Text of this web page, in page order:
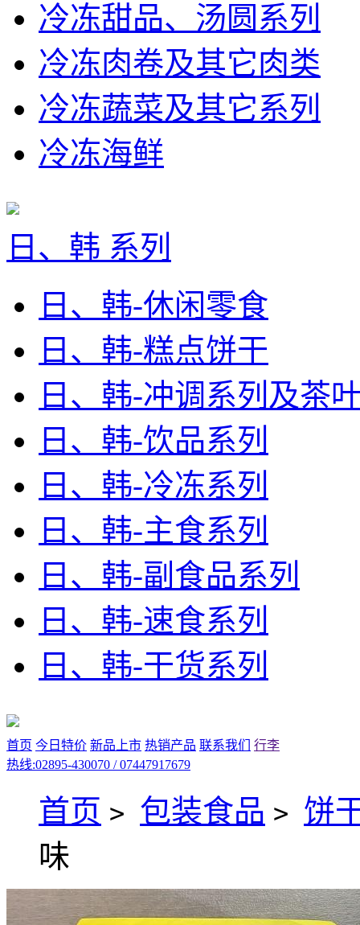
冷冻甜品、汤圆系列
冷冻肉卷及其它肉类
冷冻蔬菜及其它系列
冷冻海鲜
日、韩 系列
日、韩-休闲零食
日、韩-糕点饼干
日、韩-冲调系列及茶
日、韩-饮品系列
日、韩-冷冻系列
日、韩-主食系列
日、韩-副食品系列
日、韩-速食系列
日、韩-干货系列
首页 今日特价 新品上市 热销产品 联系我们
行李
热线:02895-430070 / 07447917679
首页 > 包装食品 > 饼
味